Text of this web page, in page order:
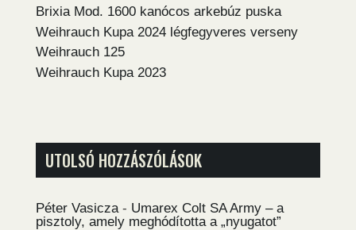
Brixia Mod. 1600 kanócos arkebúz puska
Weihrauch Kupa 2024 légfegyveres verseny
Weihrauch 125
Weihrauch Kupa 2023
UTOLSÓ HOZZÁSZÓLÁSOK
Péter Vasicza - Umarex Colt SA Army – a
pisztoly, amely meghódította a „nyugatot”